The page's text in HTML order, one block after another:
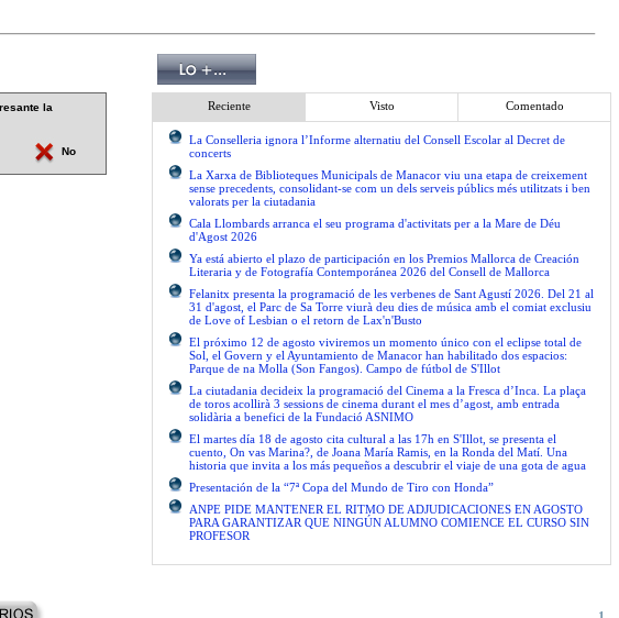
la
No
Reciente Visto Comentado
La Conselleria ignora l’Informe alternatiu del Consell Escolar al Decret de
concerts
La Xarxa de Biblioteques Municipals de Manacor viu una etapa de creixement
sense precedents, consolidant-se com un dels serveis públics més utilitzats i ben
valorats per la ciutadania
Cala Llombards arranca el seu programa d'activitats per a la Mare de Déu
d'Agost 2026
Ya está abierto el plazo de participación en los Premios Mallorca de Creación
Literaria y de Fotografía Contemporánea 2026 del Consell de Mallorca
Felanitx presenta la programació de les verbenes de Sant Agustí 2026. Del 21 al
31 d'agost, el Parc de Sa Torre viurà deu dies de música amb el comiat exclusiu
de Love of Lesbian o el retorn de Lax'n'Busto
El próximo 12 de agosto viviremos un momento único con el eclipse total de
Sol, el Govern y el Ayuntamiento de Manacor han habilitado dos espacios:
Parque de na Molla (Son Fangos). Campo de fútbol de S'Illot
La ciutadania decideix la programació del Cinema a la Fresca d’Inca. La plaça
de toros acollirà 3 sessions de cinema durant el mes d’agost, amb entrada
solidària a benefici de la Fundació ASNIMO
El martes día 18 de agosto cita cultural a las 17h en S'Illot, se presenta el
cuento, On vas Marina?, de Joana María Ramis, en la Ronda del Matí. Una
historia que invita a los más pequeños a descubrir el viaje de una gota de agua
Presentación de la “7ª Copa del Mundo de Tiro con Honda”
ANPE PIDE MANTENER EL RITMO DE ADJUDICACIONES EN AGOSTO
PARA GARANTIZAR QUE NINGÚN ALUMNO COMIENCE EL CURSO SIN
PROFESOR